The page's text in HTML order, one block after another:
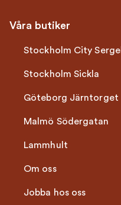
Våra butiker
Stockholm City Sergel
Stockholm Sickla
Göteborg Järntorget
Malmö Södergatan
Lammhult
Om oss
Jobba hos oss